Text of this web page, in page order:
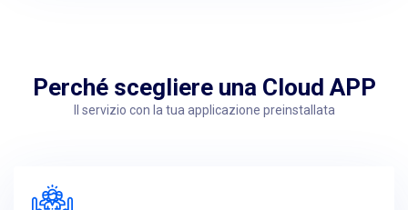
Perché scegliere una Cloud APP
Il servizio con la tua applicazione preinstallata